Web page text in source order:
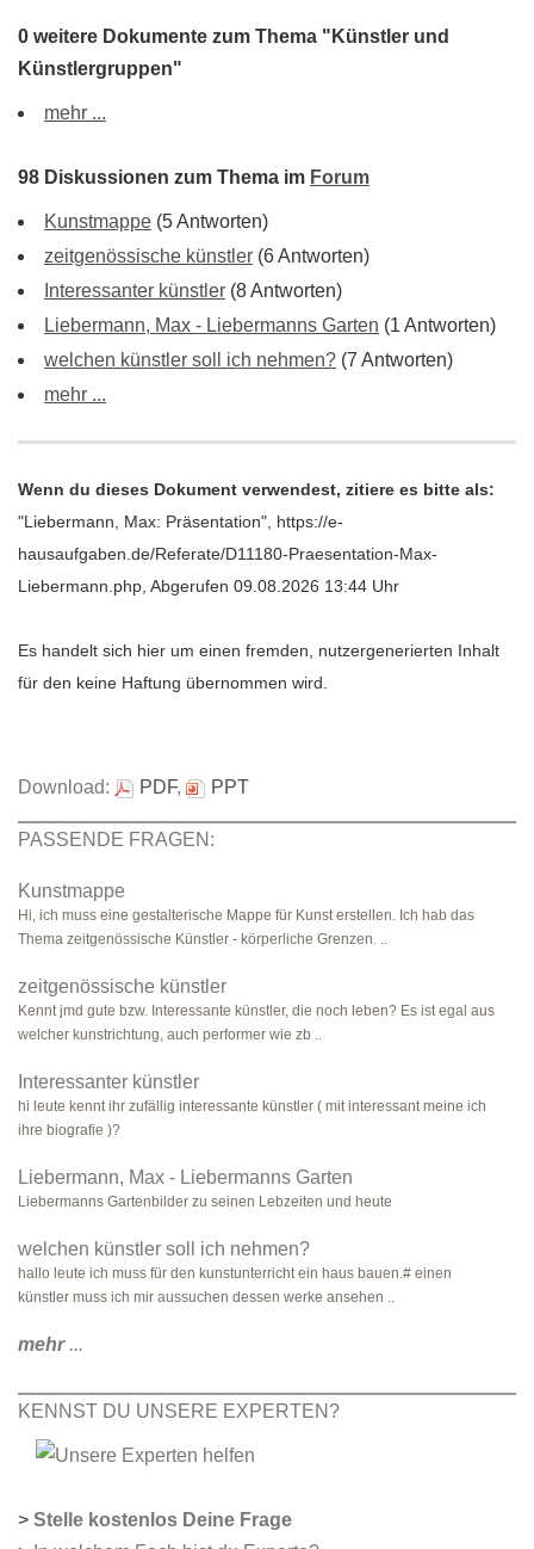
0 weitere Dokumente zum Thema "Künstler und
Künstlergruppen"
mehr ...
98 Diskussionen zum Thema im Forum
Kunstmappe (5 Antworten)
zeitgenössische künstler (6 Antworten)
Interessanter künstler (8 Antworten)
Liebermann, Max - Liebermanns Garten (1 Antworten)
welchen künstler soll ich nehmen? (7 Antworten)
mehr ...
Wenn du dieses Dokument verwendest, zitiere es bitte als:
"Liebermann, Max: Präsentation", https://e-
hausaufgaben.de/Referate/D11180-Praesentation-Max-
Liebermann.php, Abgerufen 09.08.2026 13:44 Uhr
Es handelt sich hier um einen fremden, nutzergenerierten Inhalt
für den keine Haftung übernommen wird.
Download: PDF, PPT
PASSENDE FRAGEN:
Kunstmappe
Hi, ich muss eine gestalterische Mappe für Kunst erstellen. Ich hab das
Thema zeitgenössische Künstler - körperliche Grenzen. ..
zeitgenössische künstler
Kennt jmd gute bzw. Interessante künstler, die noch leben? Es ist egal aus
welcher kunstrichtung, auch performer wie zb ..
Interessanter künstler
hi leute kennt ihr zufällig interessante künstler ( mit interessant meine ich
ihre biografie )?
Liebermann, Max - Liebermanns Garten
Liebermanns Gartenbilder zu seinen Lebzeiten und heute
welchen künstler soll ich nehmen?
hallo leute ich muss für den kunstunterricht ein haus bauen.# einen
künstler muss ich mir aussuchen dessen werke ansehen ..
mehr...
KENNST DU UNSERE EXPERTEN?
> Stelle kostenlos Deine Frage